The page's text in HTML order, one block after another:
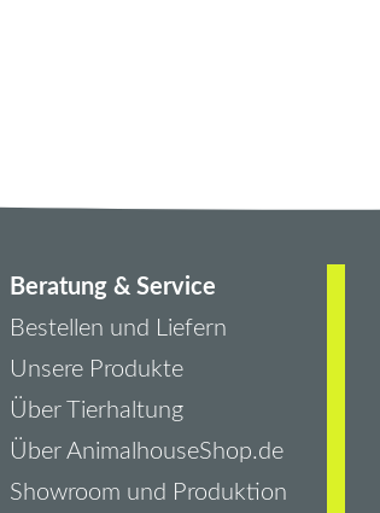
Beratung & Service
Bestellen und Liefern
Unsere Produkte
Über Tierhaltung
Über AnimalhouseShop.de
Showroom und Produktion